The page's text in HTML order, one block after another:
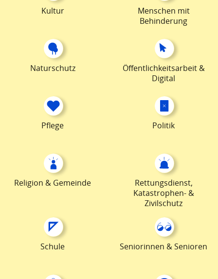
Kultur
Menschen mit
Behinderung
Naturschutz
Öffentlichkeitsarbeit &
Digital
Pflege Politik
Religion & Gemeinde
Rettungsdienst,
Katastrophen- &
Zivilschutz
Schule Seniorinnen & Senioren